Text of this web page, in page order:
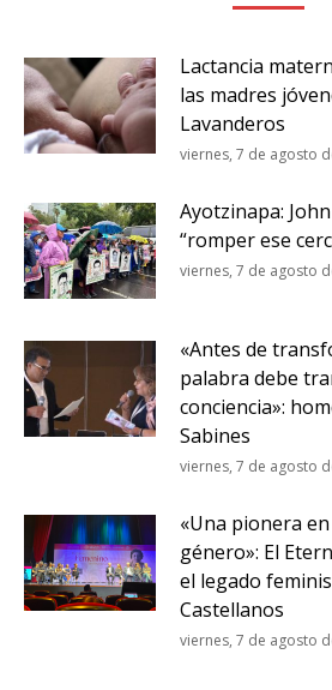
Lactancia
las madres
Lavanderos
viernes, 7 de agosto
Ayotzinapa:
“romper ese
viernes, 7 de agosto
«Antes de
palabra debe
conciencia»:
Sabines
viernes, 7 de agosto
«Una pionera
género»: El
el legado
Castellanos
viernes, 7 de agosto